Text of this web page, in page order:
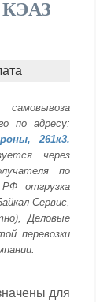
КЭАЗ
по адресу:
261к3.
через
по
отгрузка
Сервис,
Деловые
перевозки
для